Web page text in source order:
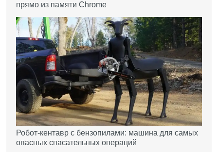
прямо из памяти Chrome
Робот-кентавр с бензопилами: машина для самых
опасных спасательных операций